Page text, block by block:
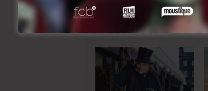
par Kenneth Branagh !
Related Articles